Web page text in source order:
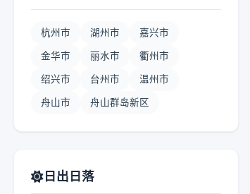
杭州市 湖州市 嘉兴市
金华市 丽水市 衢州市
绍兴市 台州市 温州市
舟山市 舟山群岛新区
日出日落